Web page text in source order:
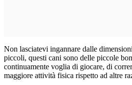
Non lasciatevi ingannare dalle
piccoli, questi cani sono delle piccole
continuamente voglia di giocare, di
maggiore attività fisica rispetto ad altre